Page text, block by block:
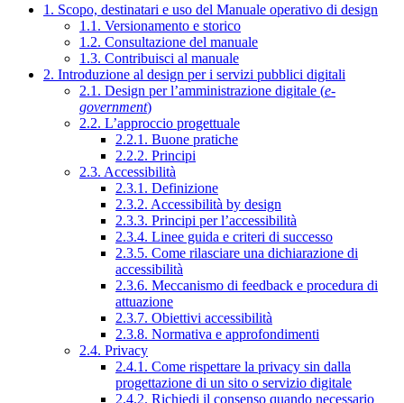
1. Scopo, destinatari e uso del Manuale operativo di design
1.1. Versionamento e storico
1.2. Consultazione del manuale
1.3. Contribuisci al manuale
2. Introduzione al design per i servizi pubblici digitali
2.1. Design per l’amministrazione digitale (e-
government)
2.2. L’approccio progettuale
2.2.1. Buone pratiche
2.2.2. Principi
2.3. Accessibilità
2.3.1. Definizione
2.3.2. Accessibilità by design
2.3.3. Principi per l’accessibilità
2.3.4. Linee guida e criteri di successo
2.3.5. Come rilasciare una dichiarazione di
accessibilità
2.3.6. Meccanismo di feedback e procedura di
attuazione
2.3.7. Obiettivi accessibilità
2.3.8. Normativa e approfondimenti
2.4. Privacy
2.4.1. Come rispettare la privacy sin dalla
progettazione di un sito o servizio digitale
2.4.2. Richiedi il consenso quando necessario